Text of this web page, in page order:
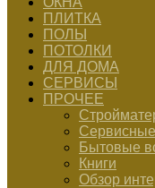
ПЛИТКА
ПОЛЫ
ПОТОЛКИ
ДЛЯ ДОМА
СЕРВИСЫ
ПРОЧЕЕ
Бытовые
Книги
Обзор